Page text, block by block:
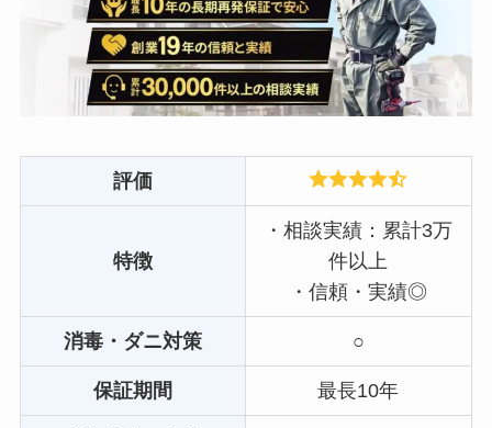
評価
特徴
・相談実績：累計3万
件以上
・信頼・実績◎
消毒・ダニ対策 ○
保証期間 最長10年